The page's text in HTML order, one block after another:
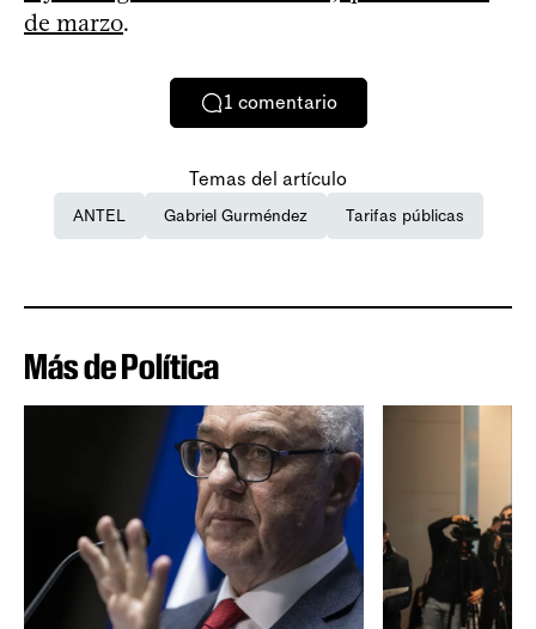
de marzo.
1 comentario
Temas del artículo
ANTEL Gabriel Gurméndez Tarifas públicas
Más de Política